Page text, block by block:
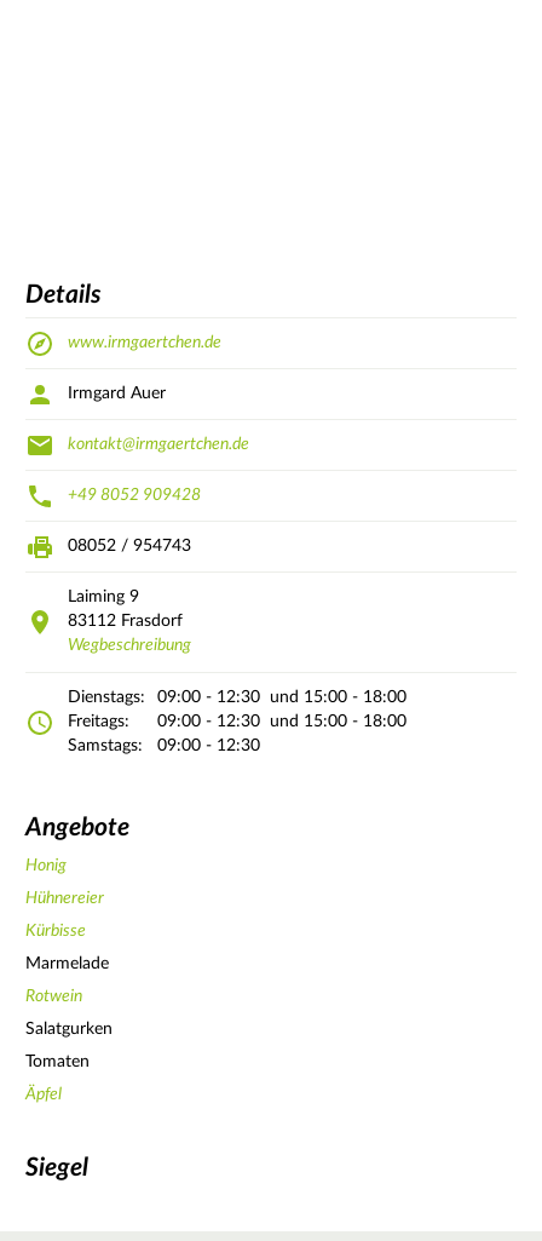
Details
www.irmgaertchen.de
Irmgard Auer
kontakt@irmgaertchen.de
+49 8052 909428
08052 / 954743
Laiming 9
83112 Frasdorf
Wegbeschreibung
Dienstags: 09:00 - 12:30
und 15:00 - 18:00
Freitags:
09:00 - 12:30
und 15:00 - 18:00
Samstags:
09:00 - 12:30
Angebote
Honig
Hühnereier
Kürbisse
Marmelade
Rotwein
Salatgurken
Tomaten
Äpfel
Siegel